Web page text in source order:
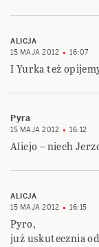
ALICJA
15 MAJA 2012
16:07
I Yurka też
Pyra
15 MAJA 2012 16:12
Alicjo – niech
ALICJA
15 MAJA 2012
16:15
Pyro,
już uskutecznia